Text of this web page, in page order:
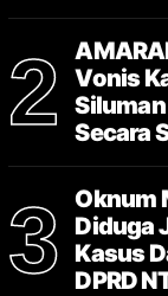
2
Vonis
Secara
3
Oknum
Diduga
Kasus
DPRD